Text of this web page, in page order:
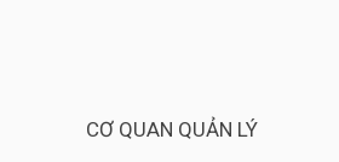
CƠ QUAN QUẢN LÝ